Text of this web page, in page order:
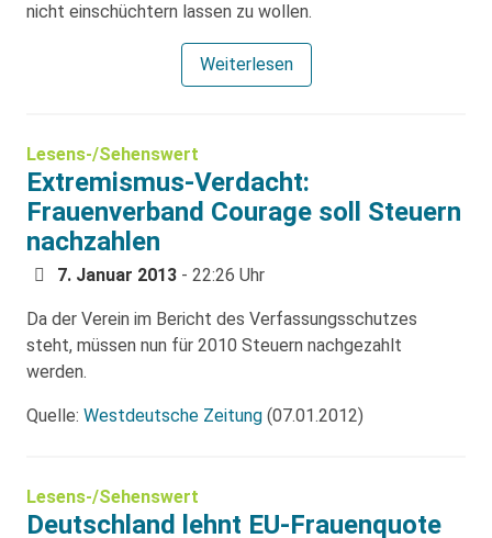
nicht einschüchtern lassen zu wollen.
Weiterlesen
Lesens-/Sehenswert
Extremismus-Verdacht:
Frauenverband Courage soll Steuern
nachzahlen
7. Januar 2013 - 22:26 Uhr
Da der Verein im Bericht des Verfassungsschutzes
steht, müssen nun für 2010 Steuern nachgezahlt
werden.
Quelle: Westdeutsche Zeitung (07.01.2012)
Lesens-/Sehenswert
Deutschland lehnt EU-Frauenquote